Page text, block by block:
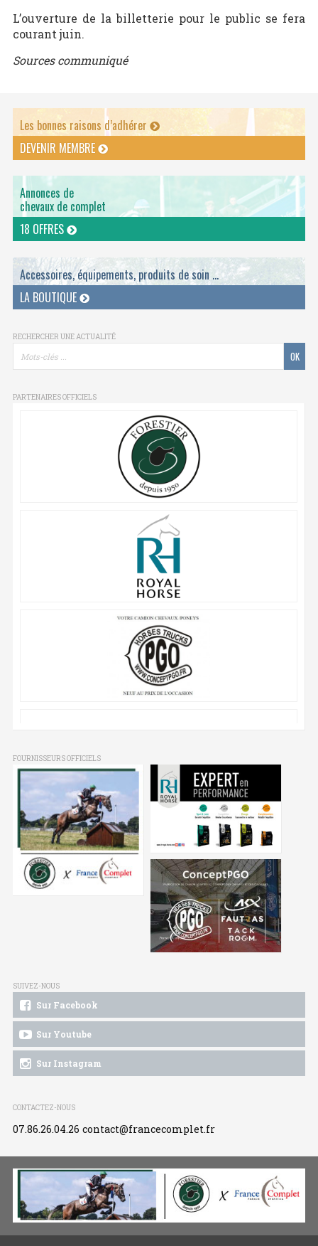
L’ouverture de la billetterie pour le public se fera
courant juin.
Sources communiqué
Les bonnes raisons d’adhérer
DEVENIR MEMBRE
Annonces de
chevaux de complet
18 OFFRES
Accessoires, équipements, produits de soin ...
LA BOUTIQUE
RECHERCHER UNE ACTUALITÉ
PARTENAIRES OFFICIELS
FOURNISSEURS OFFICIELS
SUIVEZ-NOUS
Sur Facebook
Sur Youtube
Sur Instagram
CONTACTEZ-NOUS
07.86.26.04.26 contact@francecomplet.fr